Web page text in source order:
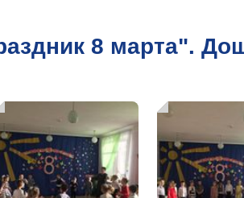
8 марта".